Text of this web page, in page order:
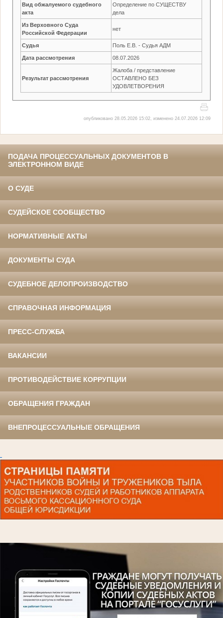
Вид обжалуемого судебного
акта
Определение по СУЩЕСТВУ
дела
Из Верховного Суда
Российской Федерации
нет
Судья Поль Е.В. - Судья АДМ
Дата рассмотрения 08.07.2026
Результат рассмотрения
Жалоба / представление
ОСТАВЛЕНО БЕЗ
УДОВЛЕТВОРЕНИЯ
опубликовано 28.05.2026 15:02, изменено 24.07.2026 12:09
ПОДАЧА ПРОЦЕССУАЛЬНЫХ ДОКУМЕНТОВ В
ЭЛЕКТРОННОМ ВИДЕ
О СУДЕ
СУДЕЙСКОЕ СООБЩЕСТВО
НОРМАТИВНЫЕ АКТЫ
ДОКУМЕНТЫ СУДА
СУДЕБНОЕ ДЕЛОПРОИЗВОДСТВО
СПРАВОЧНАЯ ИНФОРМАЦИЯ
ПРЕСС-СЛУЖБА
ВАКАНСИИ
ПРОТИВОДЕЙСТВИЕ КОРРУПЦИИ
ОБРАЩЕНИЯ ГРАЖДАН
ВНЕПРОЦЕССУАЛЬНЫЕ ОБРАЩЕНИЯ